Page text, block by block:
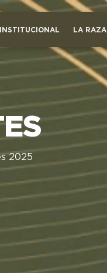
INSTITUCIONAL LA RAZA
2025